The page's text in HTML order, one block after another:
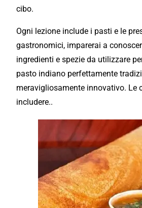
cibo.
Ogni lezione include i pasti e le
gastronomici, imparerai a
ingredienti e spezie da utilizzare
pasto indiano perfettamente
meravigliosamente innovativo. Le
includere..